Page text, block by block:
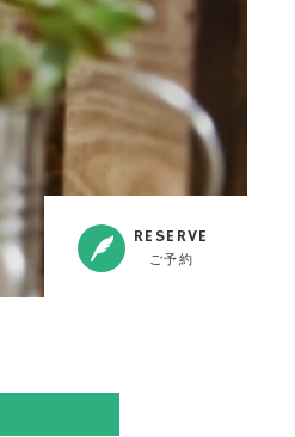
RESERVE
ご予約